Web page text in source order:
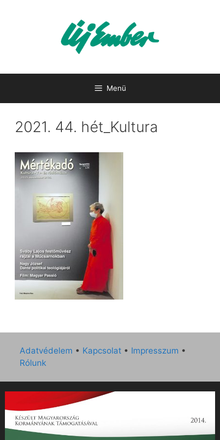
Menü
2021. 44. hét_Kultura
Adatvédelem • Kapcsolat • Impresszum •
Rólunk